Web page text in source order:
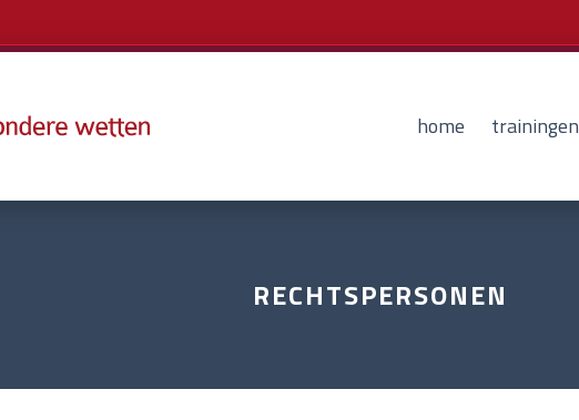
home trainingen
RECHTSPERSONEN